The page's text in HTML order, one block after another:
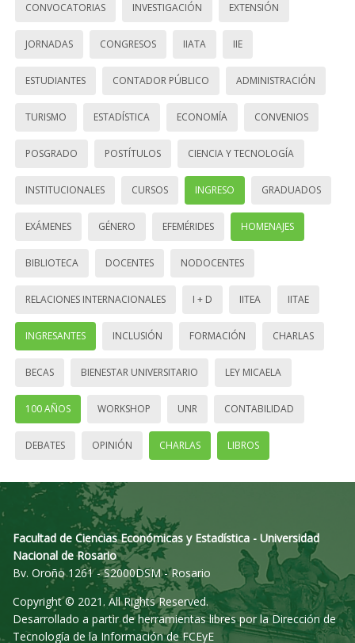
CONVOCATORIAS INVESTIGACIÓN EXTENSIÓN
JORNADAS CONGRESOS IIATA IIE
ESTUDIANTES CONTADOR PÚBLICO ADMINISTRACIÓN
TURISMO ESTADÍSTICA ECONOMÍA CONVENIOS
POSGRADO POSTÍTULOS CIENCIA Y TECNOLOGÍA
INSTITUCIONALES CURSOS INGRESO GRADUADOS
EXÁMENES GÉNERO EFEMÉRIDES HOMENAJES
BIBLIOTECA DOCENTES NODOCENTES
RELACIONES INTERNACIONALES I + D IITEA IITAE
INGRESANTES INCLUSIÓN FORMACIÓN CHARLAS
BECAS BIENESTAR UNIVERSITARIO LEY MICAELA
100 AÑOS WORKSHOP UNR CONTABILIDAD
DEBATES OPINIÓN CHARLAS LIBROS
Facultad de Ciencias Económicas y Estadística - Universidad
Nacional de Rosario
Bv. Oroño 1261 - S2000DSM - Rosario
Copyright © 2021. All Rights Reserved.
Desarrollado a partir de herramientas libres por la Dirección de
Tecnología de la Información de FCEyE